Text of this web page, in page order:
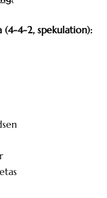
4-2, spekulation):